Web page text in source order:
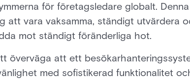
för företagsledare globalt.
att vara vaksamma, ständigt utvärdera
mot ständigt föränderliga hot.
överväga att ett
med sofistikerad funktionalitet